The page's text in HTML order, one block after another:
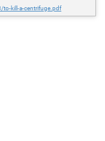
kill-a-centrifuge.pdf